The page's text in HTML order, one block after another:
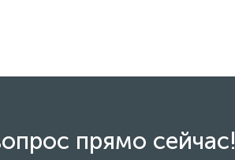
прямо сейчас!